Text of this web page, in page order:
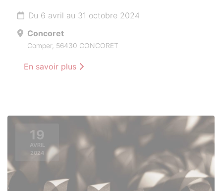
Du 6 avril au 31 octobre 2024
Concoret
Comper, 56430 CONCORET
En savoir plus
19
AVRIL
2024